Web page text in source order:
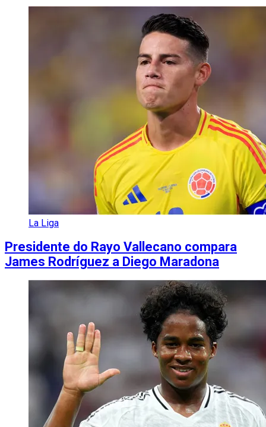
La Liga
Presidente do Rayo Vallecano compara
James Rodríguez a Diego Maradona